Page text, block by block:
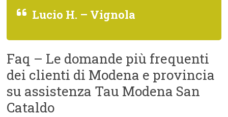
Lucio H. – Vignola
Faq – Le domande più frequenti
dei clienti di Modena e provincia
su assistenza Tau Modena San
Cataldo